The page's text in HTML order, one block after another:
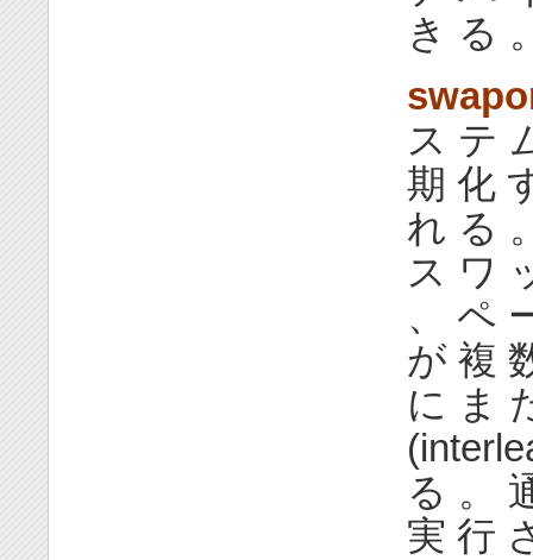
き る
ス テ
期 化
れ る
ス ワ
、 ペ
が 複
に ま
る 。
実 行